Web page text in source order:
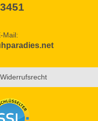
Mail:
Widerrufsrecht